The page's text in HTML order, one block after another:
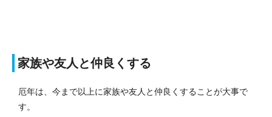
家族や友人と仲良くする
厄年は、今まで以上に家族や友人と仲良くすることが大事で
す。